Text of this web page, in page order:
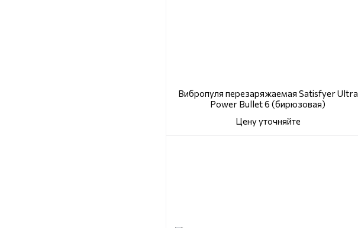
Вибропуля перезаряжаемая Satisfyer Ultra
Power Bullet 6 (бирюзовая)
Цену уточняйте